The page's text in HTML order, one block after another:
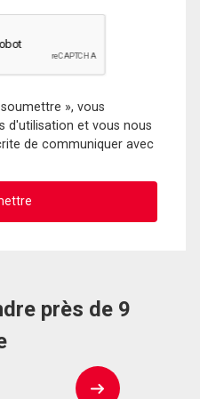
», vous
d'utilisation et vous nous
de communiquer avec
près de 9